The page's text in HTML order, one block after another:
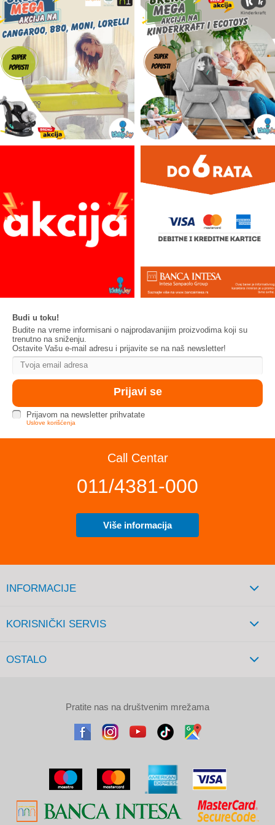
Budi u toku!
Budite na vreme informisani o najprodavanijim proizvodima koji su
trenutno na sniženju.
Ostavite Vašu e-mail adresu i prijavite se na naš newsletter!
Prijavom na newsletter prihvatate
Uslove korišćenja
Call Centar
011/4381-000
Više informacija
INFORMACIJE
KORISNIČKI SERVIS
OSTALO
Pratite nas na društvenim mrežama